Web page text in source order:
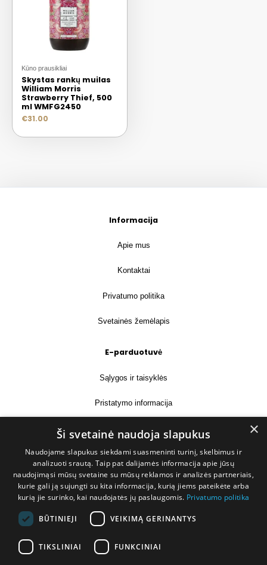
Kūno prausikliai
Skystas rankų muilas
William Morris
Strawberry Thief, 500
ml WMFG2450
€31.00
Informacija
Apie mus
Kontaktai
Privatumo politika
Svetainės žemėlapis
E-parduotuvė
Sąlygos ir taisyklės
Pristatymo informacija
Prekių grąžinimas
Kontaktai
+370 677 31358
×
Ši svetainė naudoja slapukus
Naudojame slapukus siekdami suasmeninti turinį, skelbimus ir
analizuoti srautą. Taip pat dalijamės informacija apie jūsų
naudojimąsi mūsų svetaine su mūsų reklamos ir analizės partneriais,
kurie gali ją sujungti su kita informacija, kurią jiems pateikėte arba
kurią jie surinko, kai naudojatės jų paslaugomis. Privatumo politika
BŪTINIEJI VEIKIMĄ GERINANTYS
TIKSLINIAI FUNKCINIAI